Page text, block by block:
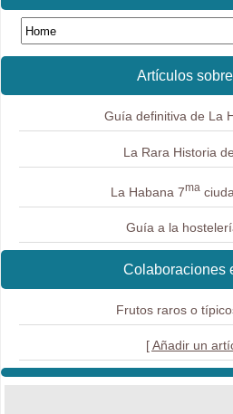
Artículos
Guía definitiva de La
La Rara Historia
La Habana 7ma
Guía a la
Colaboraciones
Frutos raros o
[ Añadir un